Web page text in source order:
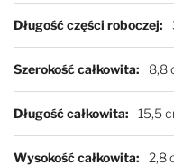
Długość części roboczej
Szerokość całkowita 8,8
Długość całkowita 15,5
Wysokość całkowita 2,8